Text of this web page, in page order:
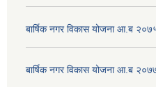
बार्षिक नगर विकास योजना आ.ब
बार्षिक नगर विकास योजना आ.ब